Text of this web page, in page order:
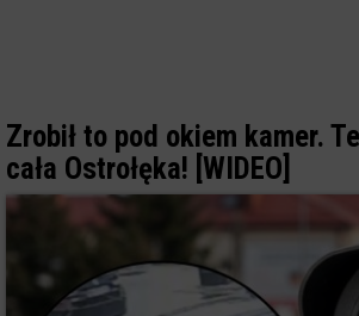
Zrobił to pod okiem kamer.
cała Ostrołęka! [WIDEO]